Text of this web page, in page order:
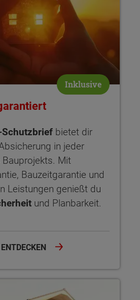
Inklusive
Schutzbrief bietet dir
in jeder
Bauprojekts. Mit
Bauzeitgarantie und
Leistungen genießt du
und Planbarkeit.
Architektur Novo interpretiert den